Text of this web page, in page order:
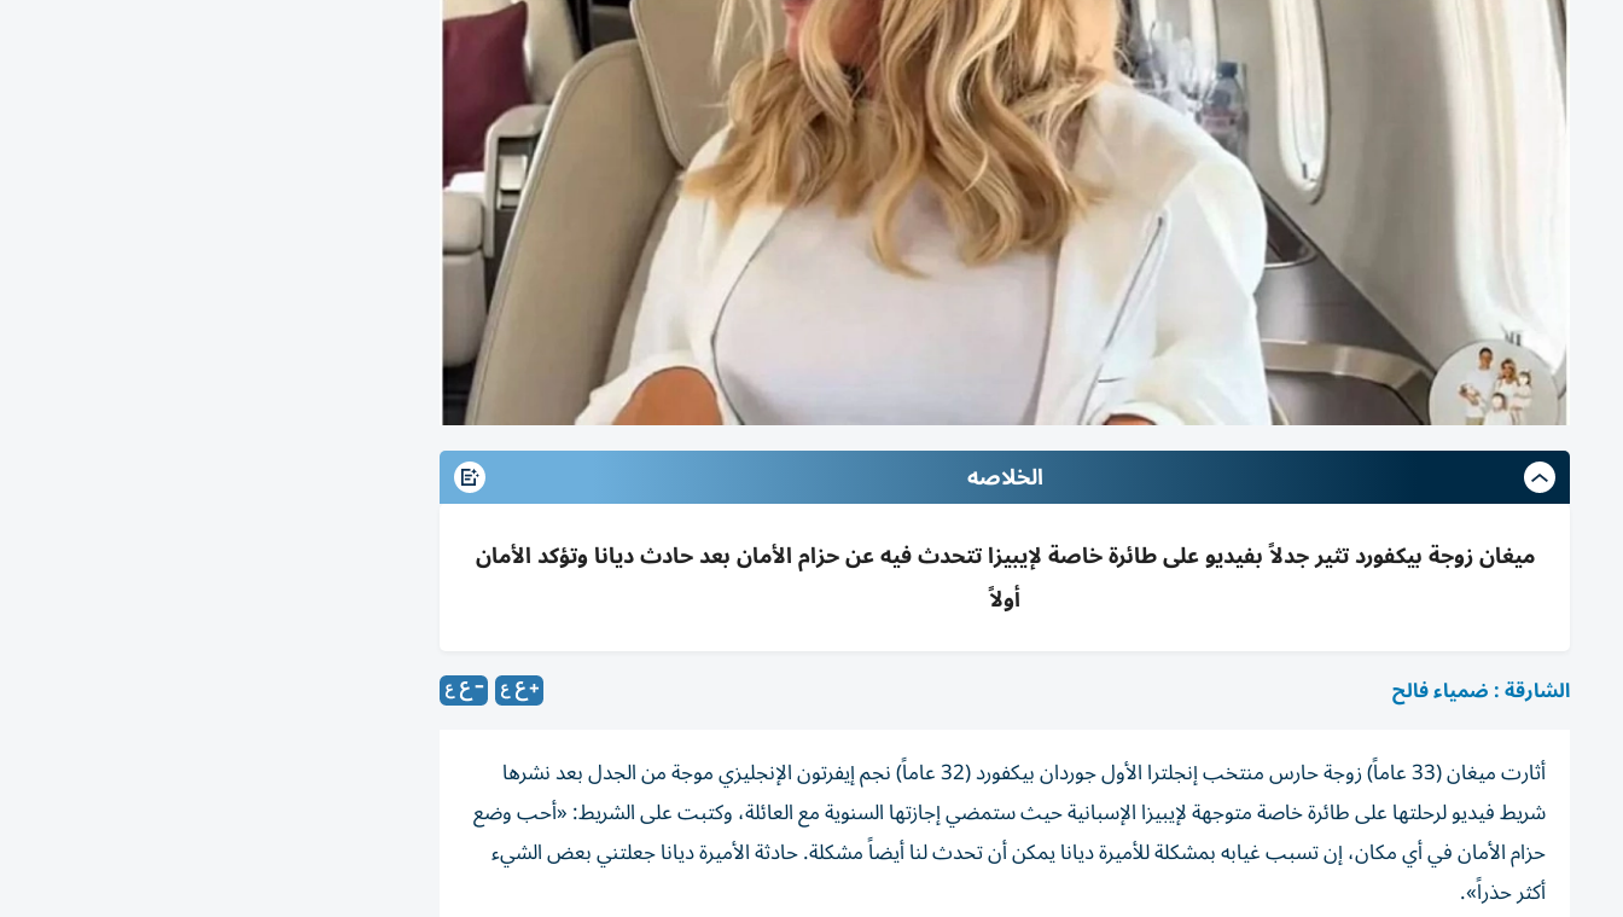
الخلاصه
ميغان زوجة بيكفورد تثير جدلاً بفيديو على طائرة خاصة لإيبيزا تتحدث فيه عن حزام الأمان بعد حادث ديانا وتؤكد الأمان
أولاً
الشارقة : ضمياء فالح
أثارت ميغان (33 عاماً) زوجة حارس منتخب إنجلترا الأول جوردان بيكفورد (32 عاماً) نجم إيفرتون الإنجليزي موجة من الجدل بعد نشرها
شريط فيديو لرحلتها على طائرة خاصة متوجهة لإيبيزا الإسبانية حيث ستمضي إجازتها السنوية مع العائلة، وكتبت على الشريط: «أحب وضع
حزام الأمان في أي مكان، إن تسبب غيابه بمشكلة للأميرة ديانا يمكن أن تحدث لنا أيضاً مشكلة. حادثة الأميرة ديانا جعلتني بعض الشيء
أكثر حذراً».